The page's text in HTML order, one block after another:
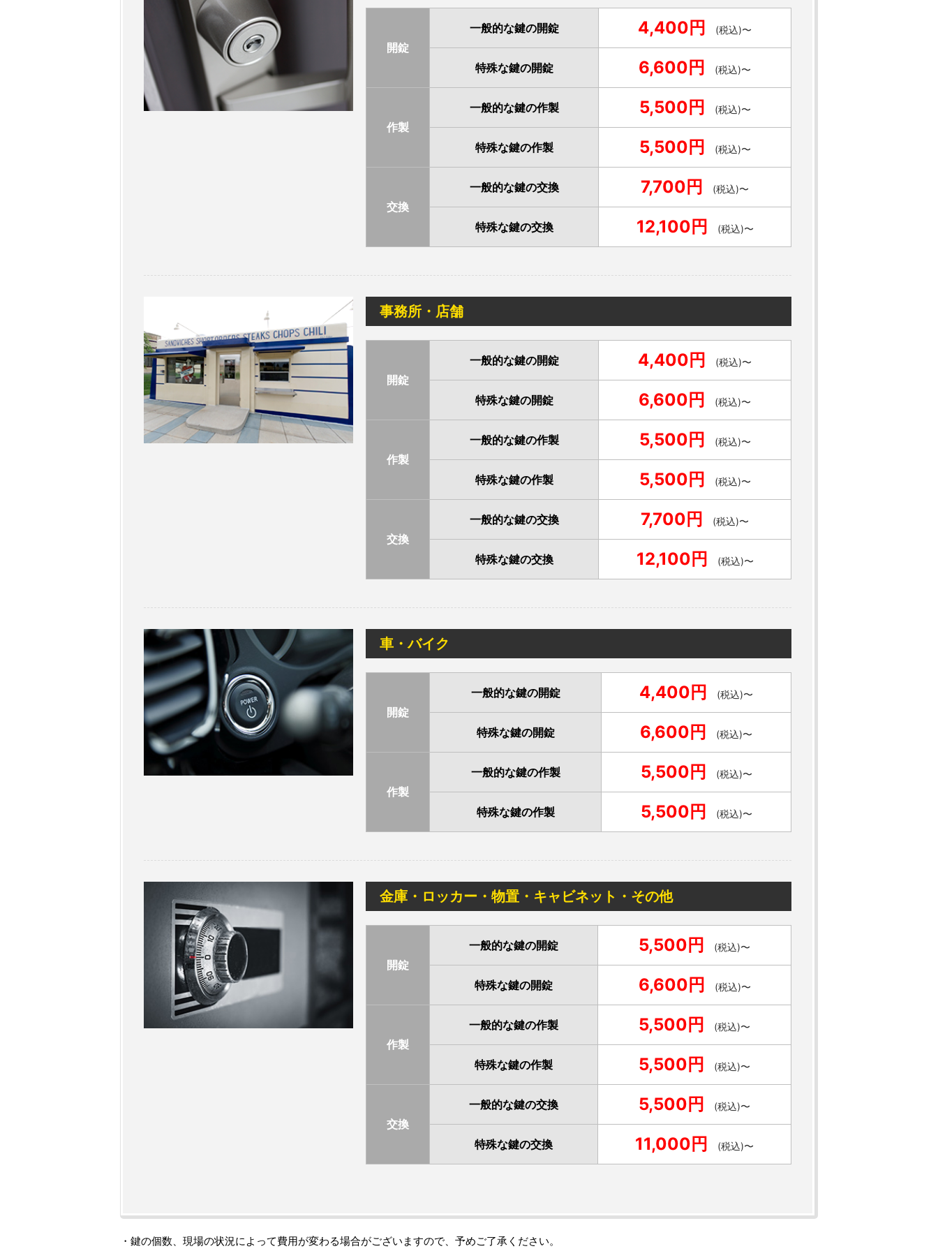
開錠
一般的な鍵の開錠 4,400円 (税込)〜
特殊な鍵の開錠 6,600円 (税込)〜
作製
一般的な鍵の作製 5,500円 (税込)〜
特殊な鍵の作製 5,500円 (税込)〜
交換
一般的な鍵の交換 7,700円 (税込)〜
特殊な鍵の交換 12,100円 (税込)〜
事務所・店舗
開錠
一般的な鍵の開錠 4,400円 (税込)〜
特殊な鍵の開錠 6,600円 (税込)〜
作製
一般的な鍵の作製 5,500円 (税込)〜
特殊な鍵の作製 5,500円 (税込)〜
交換
一般的な鍵の交換 7,700円 (税込)〜
特殊な鍵の交換 12,100円 (税込)〜
車・バイク
開錠
一般的な鍵の開錠 4,400円 (税込)〜
特殊な鍵の開錠 6,600円 (税込)〜
作製
一般的な鍵の作製 5,500円 (税込)〜
特殊な鍵の作製 5,500円 (税込)〜
金庫・ロッカー・物置・キャビネット・その他
開錠
一般的な鍵の開錠 5,500円 (税込)〜
特殊な鍵の開錠 6,600円 (税込)〜
作製
一般的な鍵の作製 5,500円 (税込)〜
特殊な鍵の作製 5,500円 (税込)〜
交換
一般的な鍵の交換 5,500円 (税込)〜
特殊な鍵の交換 11,000円 (税込)〜
・鍵の個数、現場の状況によって費用が変わる場合がございますので、予めご了承ください。